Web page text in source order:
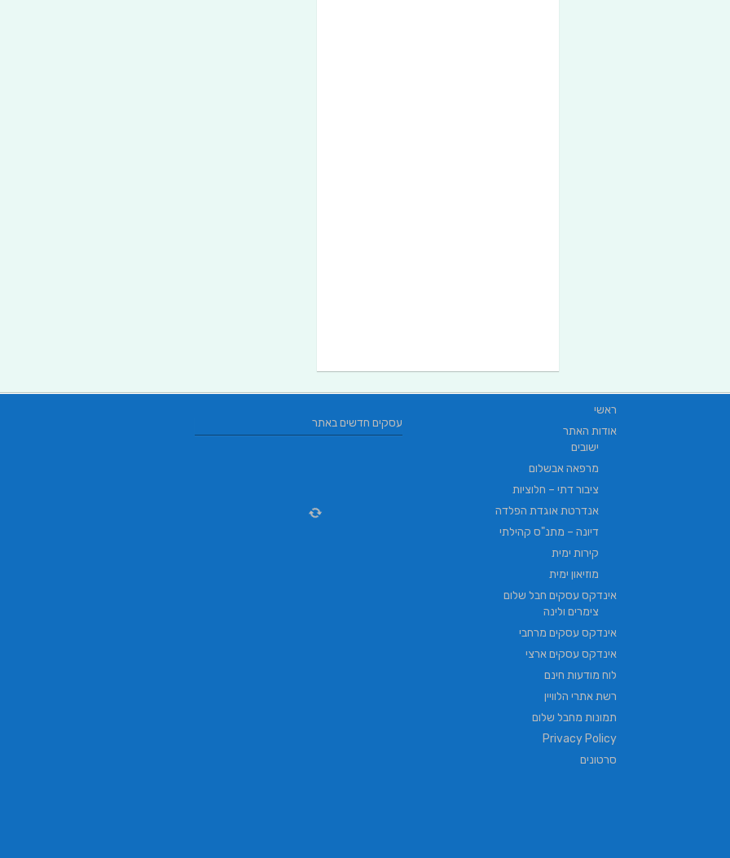
עסקים חדשים באתר
ראשי
אודות האתר
ישובים
מרפאה אבשלום
ציבור דתי – חלוציות
אנדרטת אוגדת הפלדה
דיונה – מתנ"ס קהילתי
קירות ימית
מוזיאון ימית
אינדקס עסקים חבל שלום
צימרים ולינה
אינדקס עסקים מרחבי
אינדקס עסקים ארצי
לוח מודעות חינם
רשת אתרי הלוויין
תמונות מחבל שלום
Privacy Policy
סרטונים